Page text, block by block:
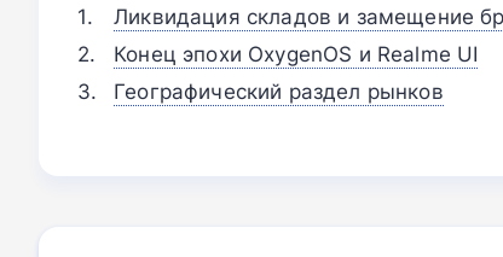
Ликвидация складов и замещение
Конец эпохи OxygenOS и Realme UI
Географический раздел рынков